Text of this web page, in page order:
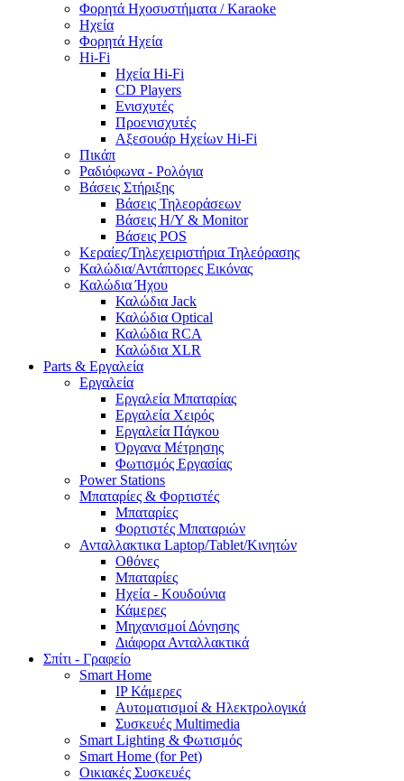
Φορητά Ηχοσυστήματα / Karaoke
Ηχεία
Φορητά Ηχεία
Hi-Fi
Ηχεία Hi-Fi
CD Players
Ενισχυτές
Προενισχυτές
Αξεσουάρ Ηχείων Hi-Fi
Πικάπ
Ραδιόφωνα - Ρολόγια
Βάσεις Στήριξης
Βάσεις Τηλεοράσεων
Βάσεις Η/Υ & Monitor
Βάσεις POS
Κεραίες/Τηλεχειριστήρια Τηλεόρασης
Καλώδια/Αντάπτορες Εικόνας
Καλώδια Ήχου
Καλώδια Jack
Καλώδια Optical
Καλώδια RCA
Καλώδια XLR
Parts & Εργαλεία
Εργαλεία
Εργαλεία Μπαταρίας
Εργαλεία Χειρός
Εργαλεία Πάγκου
Όργανα Μέτρησης
Φωτισμός Εργασίας
Power Stations
Μπαταρίες & Φορτιστές
Μπαταρίες
Φορτιστές Μπαταριών
Ανταλλακτικα Laptop/Tablet/Κινητών
Οθόνες
Μπαταρίες
Ηχεία - Κουδούνια
Κάμερες
Μηχανισμοί Δόνησης
Διάφορα Ανταλλακτικά
Σπίτι - Γραφείο
Smart Home
IP Κάμερες
Αυτοματισμοί & Ηλεκτρολογικά
Συσκευές Multimedia
Smart Lighting & Φωτισμός
Smart Home (for Pet)
Οικιακές Συσκευές